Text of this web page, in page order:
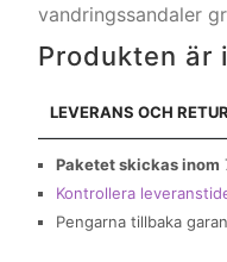
vandringssandaler
Produkten är
LEVERANS OCH RETUR
Paketet skickas inom
Kontrollera
Pengarna tillbaka